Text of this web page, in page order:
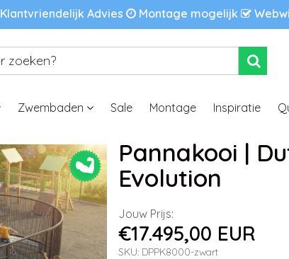
Klantvriendelijk Advies Montage mogelijk
Zwembaden Sale Montage Inspiratie
Pannakooi |
Evolution
Jouw Prijs:
€17.495,00 EUR
SKU: DPPK8000-zwart